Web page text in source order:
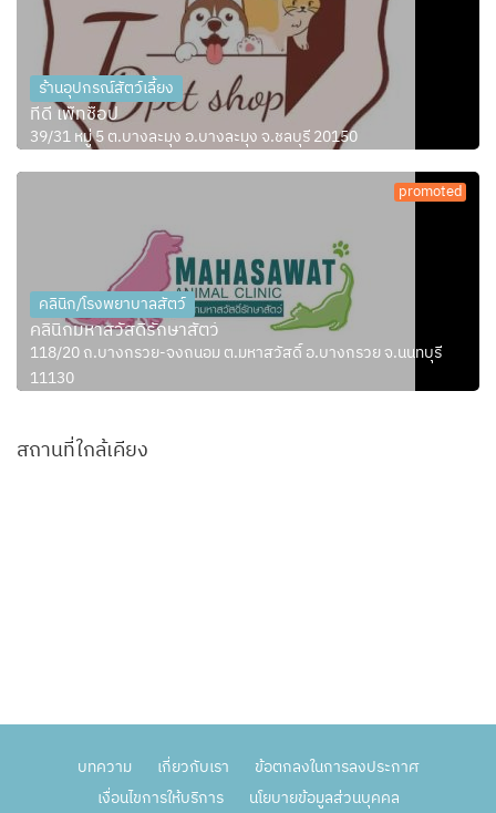
ร้านอุปกรณ์สัตว์เลี้ยง
ทีดี เพ็ทช็อป
39/31 หมู่ 5 ต.บางละมุง อ.บางละมุง จ.ชลบุรี 20150
promoted
คลินิก/โรงพยาบาลสัตว์
คลินิกมหาสวัสดิ์รักษาสัตว์
118/20 ถ.บางกรวย-จงถนอม ต.มหาสวัสดิ์ อ.บางกรวย จ.นนทบุรี
11130
สถานที่ใกล้เคียง
บทความ เกี่ยวกับเรา
ข้อตกลงในการลงประกาศ
เงื่อนไขการให้บริการ
นโยบายข้อมูลส่วนบุคคล